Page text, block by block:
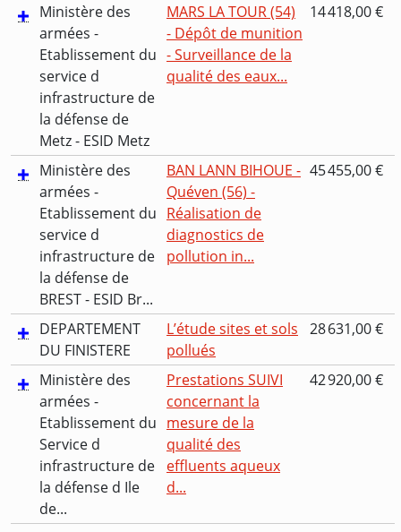
Ministère des
armées -
Etablissement du
service d
infrastructure de
la défense de
Metz - ESID Metz
MARS LA TOUR (54)
- Dépôt de munition
- Surveillance de la
qualité des eaux...
14 418,00 €
Ministère des
armées -
Etablissement du
service d
infrastructure de
la défense de
BREST - ESID Br...
BAN LANN BIHOUE -
Quéven (56) -
Réalisation de
diagnostics de
pollution in...
45 455,00 €
DEPARTEMENT
DU FINISTERE
L’étude sites et sols
pollués
28 631,00 €
Ministère des
armées -
Etablissement du
Service d
infrastructure de
la défense d Ile
de...
Prestations SUIVI
concernant la
mesure de la
qualité des
effluents aqueux
d...
42 920,00 €